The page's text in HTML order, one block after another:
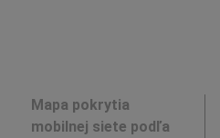
Mapa pokrytia
mobilnej siete podľa